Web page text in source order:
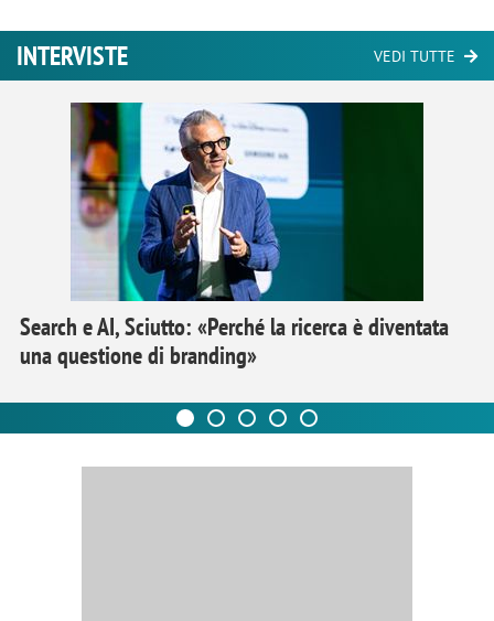
INTERVISTE VEDI TUTTE
Search e AI, Sciutto: «Perché la ricerca è diventata
una questione di branding»